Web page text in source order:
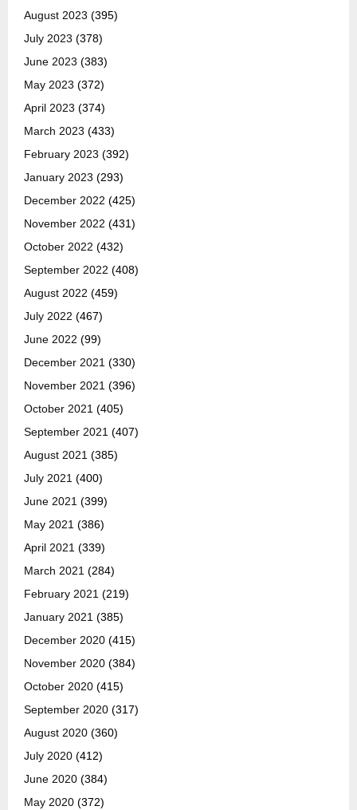
August 2023 (395)
July 2023 (378)
June 2023 (383)
May 2023 (372)
April 2023 (374)
March 2023 (433)
February 2023 (392)
January 2023 (293)
December 2022 (425)
November 2022 (431)
October 2022 (432)
September 2022 (408)
August 2022 (459)
July 2022 (467)
June 2022 (99)
December 2021 (330)
November 2021 (396)
October 2021 (405)
September 2021 (407)
August 2021 (385)
July 2021 (400)
June 2021 (399)
May 2021 (386)
April 2021 (339)
March 2021 (284)
February 2021 (219)
January 2021 (385)
December 2020 (415)
November 2020 (384)
October 2020 (415)
September 2020 (317)
August 2020 (360)
July 2020 (412)
June 2020 (384)
May 2020 (372)